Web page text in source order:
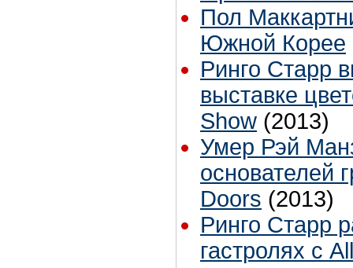
Пол
Южной Корее
Ринго Старр
выставке
Show (2013)
Умер Рэй
основателей
Doors (2013)
Ринго Старр
гастролях с